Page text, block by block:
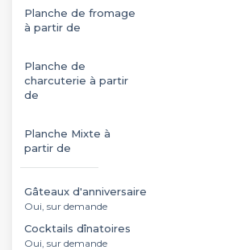
Planche de fromage
à partir de
Planche de
charcuterie à partir
de
Planche Mixte à
partir de
Gâteaux d'anniversaire
Oui, sur demande
Cocktails dînatoires
Oui, sur demande